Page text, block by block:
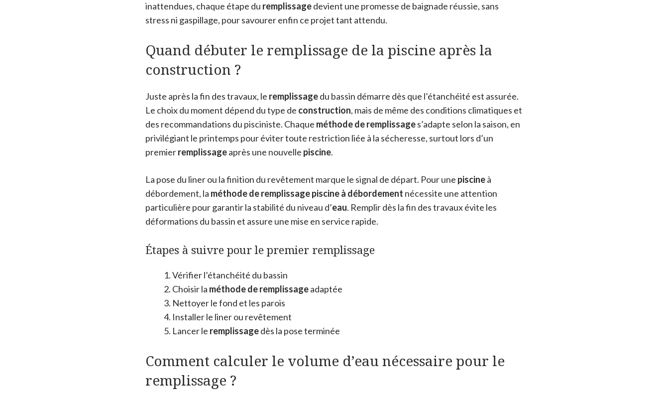
inattendues, chaque étape du remplissagedevient une promesse de baignade réussie, sans
stress ni gaspillage, pour savourer enfin ce projet tant attendu.
Quand débuter le remplissage de la piscine après la
construction ?
Juste après la fin des travaux, le remplissagedu bassin démarre dès que l’étanchéité est assurée.
Le choix du moment dépend du type de construction, mais de même des conditions climatiques et
des recommandations du pisciniste. Chaque méthode de remplissages’adapte selon la saison, en
privilégiant le printemps pour éviter toute restriction liée à la sécheresse, surtout lors d’un
premierremplissageaprès une nouvelle piscine.
La pose du liner ou la finition du revêtement marque le signal de départ. Pour une piscineà
débordement, la méthode de remplissage piscine à débordement nécessite une attention
particulière pour garantir la stabilité du niveau d’eau. Remplir dès la fin des travaux évite les
déformations du bassin et assure une mise en service rapide.
Étapes à suivre pour le premier remplissage
Vérifier l’étanchéité du bassin
Choisir la méthode de remplissageadaptée
Nettoyer le fond et les parois
Installer le liner ou revêtement
Lancer le remplissagedès la pose terminée
Comment calculer le volume d’eau nécessaire pour le
remplissage ?